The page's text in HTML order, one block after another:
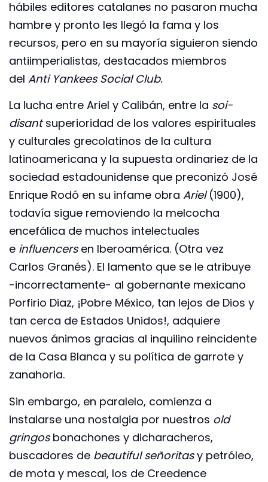
hábiles editores catalanes no pasaron mucha
hambre y pronto les llegó la fama y los
recursos, pero en su mayoría siguieron siendo
antiimperialistas, destacados miembros
del Anti Yankees Social Club.
La lucha entre Ariel y Calibán, entre la soi-
disantsuperioridad de los valores espirituales
y culturales grecolatinos de la cultura
latinoamericana y la supuesta ordinariez de la
sociedad estadounidense que preconizó José
Enrique Rodó en su infame obra Ariel(1900),
todavía sigue removiendo la melcocha
encefálica de muchos intelectuales
e influencersen Iberoamérica. (Otra vez
Carlos Granés). El lamento que se le atribuye
-incorrectamente- al gobernante mexicano
Porfirio Diaz, ¡Pobre México, tan lejos de Dios y
tan cerca de Estados Unidos!, adquiere
nuevos ánimos gracias al inquilino reincidente
de la Casa Blanca y su política de garrote y
zanahoria.
Sin embargo, en paralelo, comienza a
instalarse una nostalgia por nuestros old
gringosbonachones y dicharacheros,
buscadores de beautiful señoritasy petróleo,
de mota y mescal, los de Creedence